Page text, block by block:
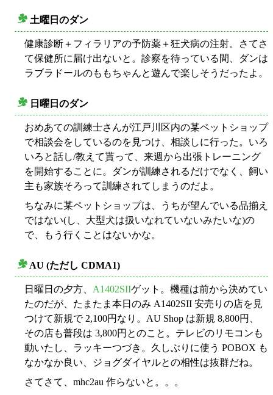
土曜日のダン
健康診断＋フィラリアの予防薬＋狂犬病の注射。さてさ
て保健所に届け出ないと。診察を待っている間、ダンは
ラブラドールのももちゃんと遊んで楽しそうだったよ。
日曜日のダン
おめあての訓練士さんが江戸川区内の某ペットショップ
で相談会をしているのを見つけ、相談しに行った。いろ
いろと話し/教えて貰って、来週から出張トレーニング
を開始することに。ダンが訓練されるだけでなく、飼い
主も家族そろって訓練されてしまうのだよ。
ちなみに某ペットショップは、うちが望んでいる品揃え
ではない(し、大型犬は扱いなれていないみたいな)の
で、もう行くことはないかな。
AU (ただし CDMA1)
日曜日の夕方、 A1402SIIゲット。機種は前から決めてい
たのだが、たまたま本日のみ A1402SII 安売りの店を見
つけて新規で 2,100円なり。AU Shop は新規 8,800円、
その店も普段は 3,800円とのこと。テレビのリモコンも
動いたし、ラッキーつづき。久しぶりに使う POBOX も
なかなか良い、ジョグダイヤルとの相性は抜群だね。
さてさて、mhc2au 作らないと。。。